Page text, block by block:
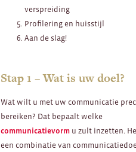
verspreiding
Profilering en huisstijl
Aan de slag!
Stap 1 – Wat is uw doel?
Wat wilt u met uw communicatie
bereiken? Dat bepaalt welke
communicatievorm u zult inzetten.
een combinatie van